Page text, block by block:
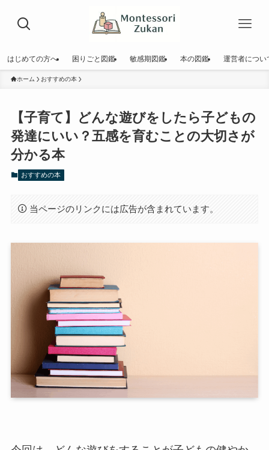
はじめての方へ 困りごと図鑑 敏感期図鑑 本の図鑑 運営者につい
ホーム おすすめの本
【子育て】どんな遊びをしたら子どもの
発達にいい？五感を育むことの大切さが
分かる本
おすすめの本
当ページのリンクには広告が含まれています。